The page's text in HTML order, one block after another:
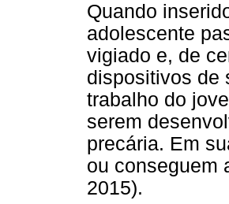
Quando
adolescente
vigiado e, de
dispositivos de
trabalho do
serem
precária. Em
ou conseguem
2015).